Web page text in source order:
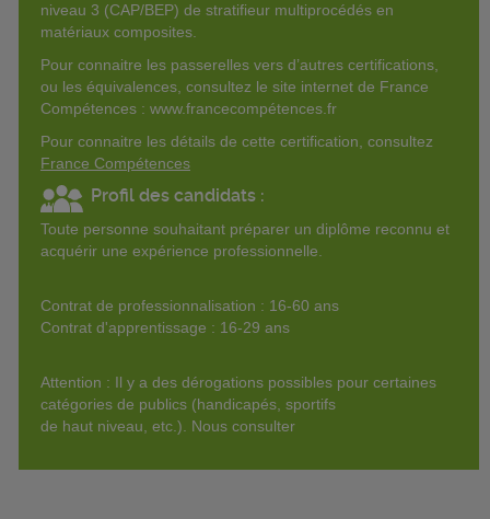
niveau 3 (CAP/BEP) de stratifieur multiprocédés en
matériaux composites.
Pour connaitre les passerelles vers d’autres certifications,
ou les équivalences, consultez le site internet de France
Compétences : www.francecompétences.fr
Pour connaitre les détails de cette certification, consultez
France Compétences
Profil des candidats :
Toute personne souhaitant préparer un diplôme reconnu et
acquérir une expérience professionnelle.
Contrat de professionnalisation : 16-60 ans
Contrat d'apprentissage : 16-29 ans
Attention : Il y a des dérogations possibles pour certaines
catégories de publics (handicapés, sportifs
de haut niveau, etc.). Nous consulter